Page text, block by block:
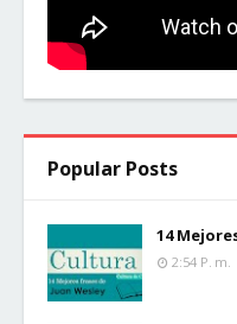
Popular Posts
14
2:54 P. M.